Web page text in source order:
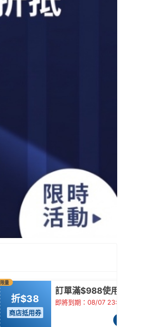
限量
折$38
商店抵用券
訂單滿$988使用
即將到期：08/07 23:59失效